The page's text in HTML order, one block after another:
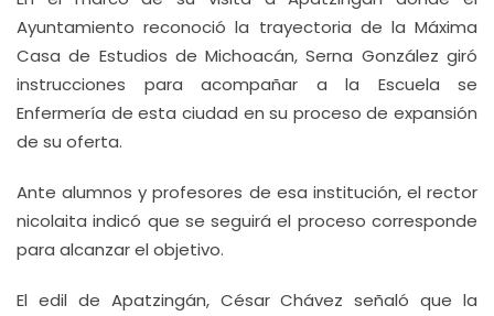
Ayuntamiento reconoció la trayectoria de la Máxima
Casa de Estudios de Michoacán, Serna González giró
instrucciones para acompañar a la Escuela se
Enfermería de esta ciudad en su proceso de expansión
de su oferta.
Ante alumnos y profesores de esa institución, el rector
nicolaita indicó que se seguirá el proceso corresponde
para alcanzar el objetivo.
El edil de Apatzingán, César Chávez señaló que la